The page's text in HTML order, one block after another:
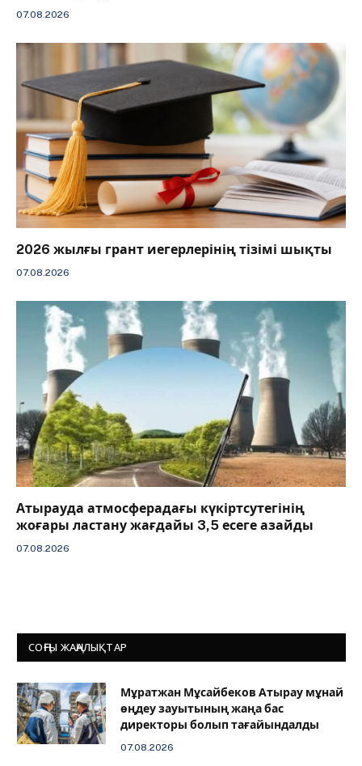
07.08.2026
2026 жылғы грант иегерлерінің тізімі шықты
07.08.2026
Атырауда атмосферадағы күкіртсутегінің
жоғары ластану жағдайы 3,5 есеге азайды
07.08.2026
СОҢҒЫ ЖАҢАЛЫҚТАР
Мұратжан Мұсайбеков Атырау мұнай
өңдеу зауытының жаңа бас
директоры болып тағайындалды
07.08.2026